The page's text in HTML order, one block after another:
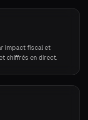
impact fiscal et
chiffrés en direct.